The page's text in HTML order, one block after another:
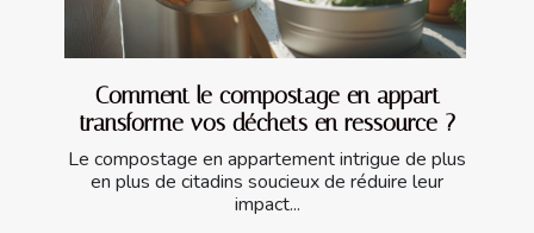
Comment le compostage en appart
transforme vos déchets en ressource ?
Le compostage en appartement intrigue de plus
en plus de citadins soucieux de réduire leur
impact...